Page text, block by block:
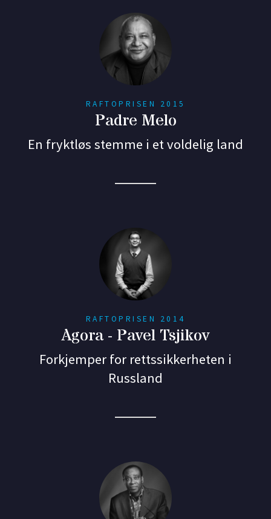
RAFTOPRISEN 2015
Padre Melo
En fryktløs stemme i et voldelig land
RAFTOPRISEN 2014
Agora - Pavel Tsjikov
Forkjemper for rettssikkerheten i
Russland